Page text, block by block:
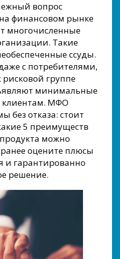
вопрос
финансовом рынке
многочисленные
Такие
ссуды.
с потребителями,
рисковой группе
минимальные
клиентам. МФО
без отказа: стоит
5 преимуществ
можно
оцените плюсы
и гарантированно
решение.